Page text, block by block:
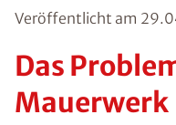
Veröffentlicht am
Das
Mauerwerk